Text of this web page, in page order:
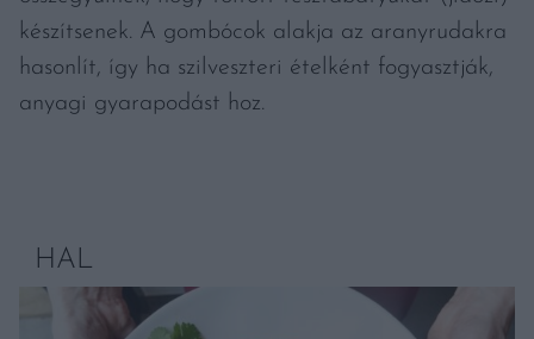
készítsenek. A gombócok alakja az aranyrudakra
hasonlít, így ha szilveszteri ételként fogyasztják,
anyagi gyarapodást hoz.
HAL